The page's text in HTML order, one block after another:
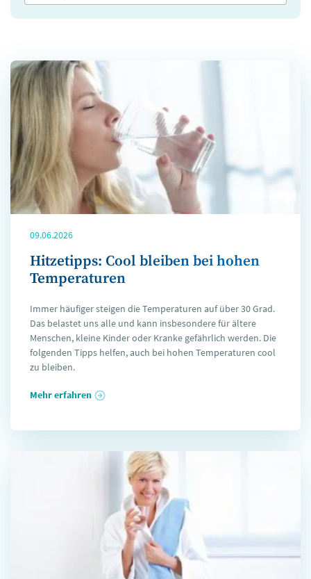
09.06.2026
Hitzetipps: Cool bleiben bei hohen
Temperaturen
Immer häufiger steigen die Temperaturen auf über 30 Grad.
Das belastet uns alle und kann insbesondere für ältere
Menschen, kleine Kinder oder Kranke gefährlich werden. Die
folgenden Tipps helfen, auch bei hohen Temperaturen cool
zu bleiben.
Mehr erfahren